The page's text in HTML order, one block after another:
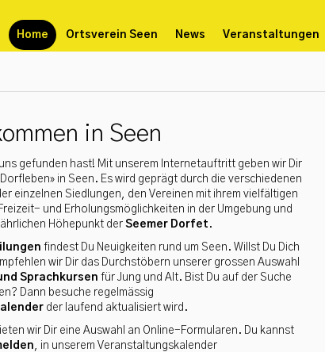
Home Ortsverein Seen News Veranstaltungen
in Seen
gefunden hast! Mit unserem Internetauftritt geben wir Dir
in Seen. Es wird geprägt durch die verschiedenen
einzelnen Siedlungen, den Vereinen mit ihrem vielfältigen
und Erholungsmöglichkeiten in der Umgebung und
Höhepunkt der Seemer Dorfet .
findest Du Neuigkeiten rund um Seen. Willst Du Dich
wir Dir das Durchstöbern unserer grossen Auswahl
Sprachkursen für Jung und Alt. Bist Du auf der Suche
Dann besuche regelmässig
der laufend aktualisiert wird.
wir Dir eine Auswahl an Online-Formularen. Du kannst
, in unserem Veranstaltungskalender